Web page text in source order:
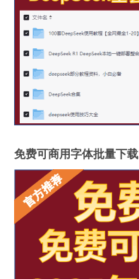
免费可商用字体批量下载